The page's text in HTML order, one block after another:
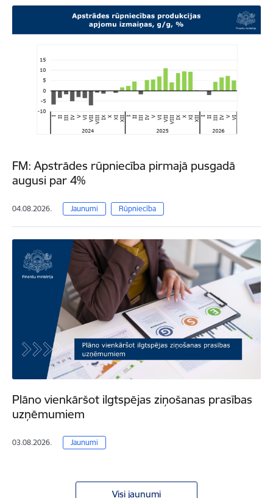
FM: Apstrādes rūpniecība pirmajā pusgadā
augusi par 4%
04.08.2026. Jaunumi Rūpniecība
Plāno vienkāršot ilgtspējas ziņošanas prasības
uzņēmumiem
03.08.2026. Jaunumi
Visi jaunumi